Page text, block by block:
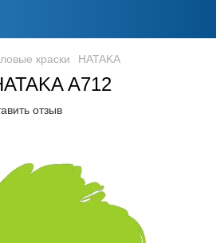
краски HATAKA
A712
отзыв